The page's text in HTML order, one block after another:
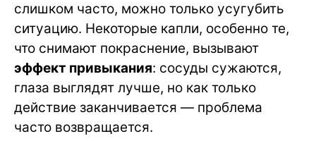
слишком часто, можно только усугубить
ситуацию. Некоторые капли, особенно те,
что снимают покраснение, вызывают
эффект привыкания: сосуды сужаются,
глаза выглядят лучше, но как только
действие заканчивается — проблема
часто возвращается.